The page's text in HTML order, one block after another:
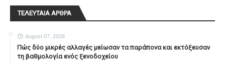
ΤΕΛΕΥΤΑΙΑ ΑΡΘΡΑ
August 07, 2026
Πώς δύο μικρές αλλαγές μείωσαν τα παράπονα και εκτόξευσαν
τη βαθμολογία ενός ξενοδοχείου